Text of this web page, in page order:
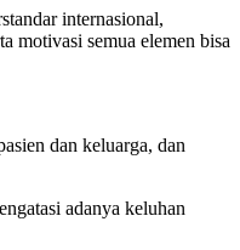
internasional,
motivasi semua elemen bisa
dan keluarga, dan
adanya keluhan